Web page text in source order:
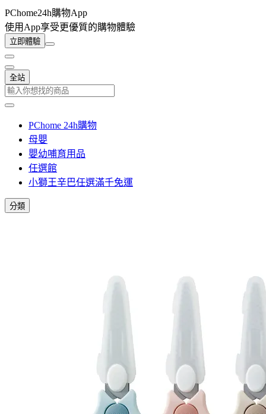
PChome24h購物App
使用App享受更優質的購物體驗
立即體驗
全站
PChome 24h購物
母嬰
嬰幼哺育用品
任選館
小獅王辛巴任選滿千免運
分類